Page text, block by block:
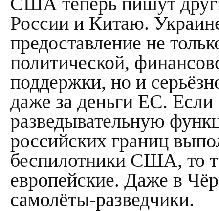
России и Китаю.
предоставление не
политической,
поддержки, но и
даже за деньги ЕС.
разведывательную
российских границ
беспилотники США, то
европейские. Даже в
самолёты-разведчики.